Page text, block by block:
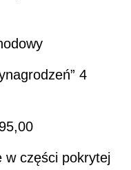
4
w części pokrytej